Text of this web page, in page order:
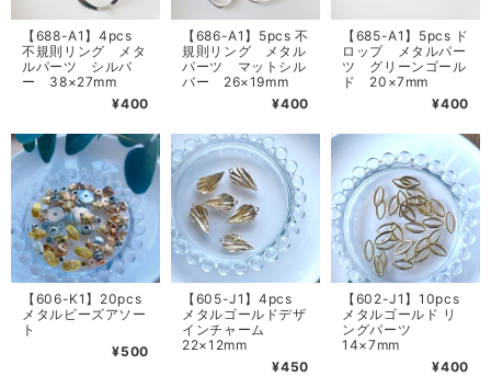
【688-A1】4pcs
不規則リング メタ
ルパーツ シルバ
ー 38×27mm
¥400
【686-A1】5pcs 不
規則リング メタル
パーツ マットシル
バー 26×19mm
¥400
【685-A1】5pcs ド
ロップ メタルパー
ツ グリーンゴール
ド 20×7mm
¥400
【606-K1】20pcs
メタルビーズアソー
ト
¥500
【605-J1】4pcs
メタルゴールドデザ
インチャーム
22×12mm
¥450
【602-J1】10pcs
メタルゴールド リ
ングパーツ
14×7mm
¥400